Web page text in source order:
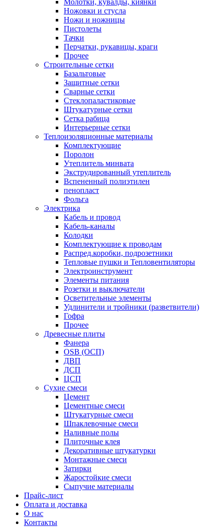
Ножовки и стусла
Ножи и ножницы
Пистолеты
Тачки
Перчатки, рукавицы, краги
Прочее
Строительные сетки
Базальтовые
Защитные сетки
Сварные сетки
Стеклопаластиковые
Штукатурные сетки
Сетка рабица
Интерьерные сетки
Теплоизоляционные материалы
Комплектующие
Поролон
Утеплитель минвата
Экструдированный утеплитель
Вспененный полиэтилен
пенопласт
Фольга
Электрика
Кабель и провод
Кабель-каналы
Колодки
Комплектующие к проводам
Распред.коробки, подрозетники
Тепловые пушки и Тепловентиляторы
Электроинструмент
Элементы питания
Розетки и выключатели
Осветительные элементы
Удлинители и тройники (разветвители)
Гофра
Прочее
Древесные плиты
Фанера
OSB (ОСП)
ДВП
ДСП
ЦСП
Сухие смеси
Цемент
Цементные смеси
Штукатурные смеси
Шпаклевочные смеси
Наливные полы
Плиточные клея
Декоративные штукатурки
Монтажные смеси
Затирки
Жаростойкие смеси
Сыпучие материалы
Прайс-лист
Оплата и доставка
О нас
Контакты